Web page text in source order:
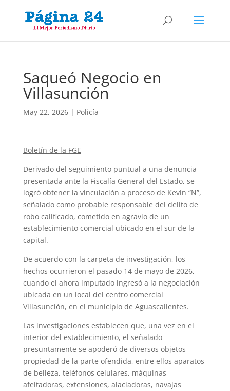
Saqueó Negocio en
Villasunción
May 22, 2026| Policía
Boletín de la FGE
Derivado del seguimiento puntual a una denuncia
presentada ante la Fiscalía General del Estado, se
logró obtener la vinculación a proceso de Kevin “N”,
señalado como probable responsable del delito de
robo calificado, cometido en agravio de un
establecimiento comercial ubicado en el sur de la
capital.
De acuerdo con la carpeta de investigación, los
hechos ocurrieron el pasado 14 de mayo de 2026,
cuando el ahora imputado ingresó a la negociación
ubicada en un local del centro comercial
Villasunción, en el municipio de Aguascalientes.
Las investigaciones establecen que, una vez en el
interior del establecimiento, el señalado
presuntamente se apoderó de diversos objetos
propiedad de la parte ofendida, entre ellos aparatos
de belleza, teléfonos celulares, máquinas
afeitadoras, extensiones, alaciadoras, navajas